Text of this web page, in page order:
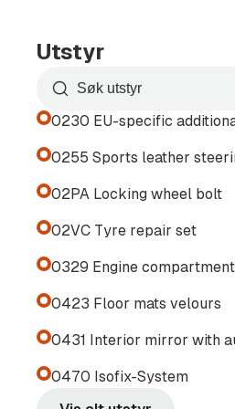
For ytterligere
.
Bjørn Inge Odland
95 11 61 77
Daniel Bildøy
45 200 202
Utstyr
Søk
etter
i
0230 EU-specific
0255 Sports leather
02PA Locking wheel bolt
02VC Tyre repair set
0329 Engine
0423 Floor mats velours
0431 Interior mirror with
0470 Isofix-System